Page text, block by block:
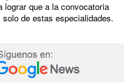
lograr que a la convocatoria
de estas especialidades.